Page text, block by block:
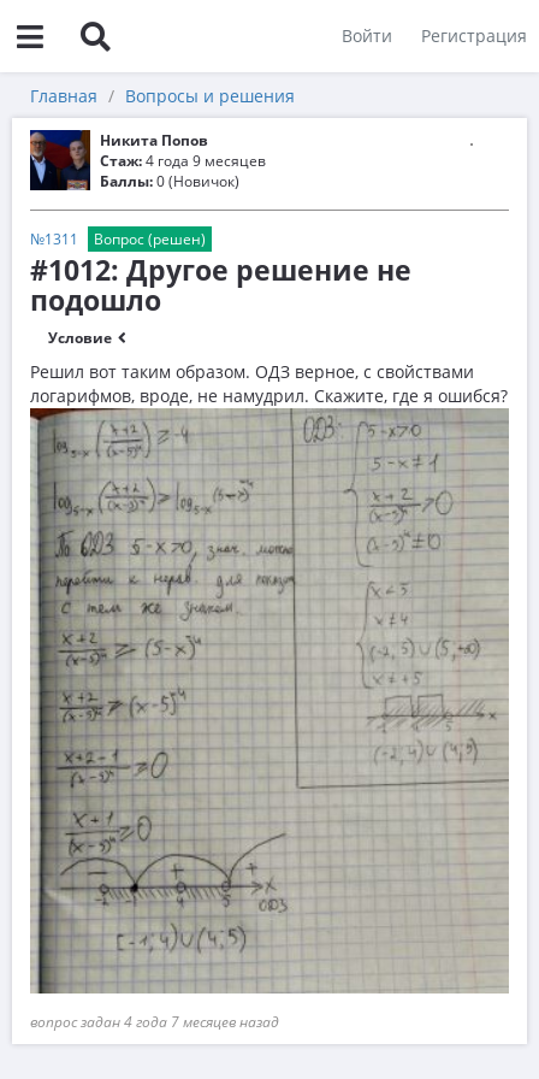
Войти Регистрация
Главная Вопросы и решения
Никита Попов
Стаж:4 года 9 месяцев
Баллы:0 (Новичок)
№1311 Вопрос (решен)
#1012: Другое решение не
подошло
Условие
Решил вот таким образом. ОДЗ верное, с свойствами
логарифмов, вроде, не намудрил. Скажите, где я ошибся?
вопрос задан 4 года 7 месяцев назад